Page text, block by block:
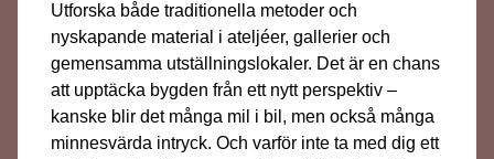
Utforska både traditionella metoder och
nyskapande material i ateljéer, gallerier och
gemensamma utställningslokaler. Det är en chans
att upptäcka bygden från ett nytt perspektiv –
kanske blir det många mil i bil, men också många
minnesvärda intryck. Och varför inte ta med dig ett